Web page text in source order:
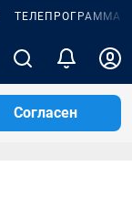
ТЕЛЕПРОГРАММА
Согласен